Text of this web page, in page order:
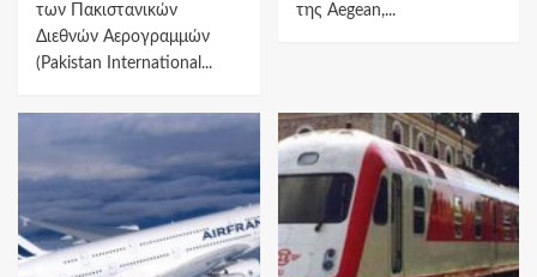
των Πακιστανικών
Διεθνών Αερογραμμών
(Pakistan International...
της Aegean,...